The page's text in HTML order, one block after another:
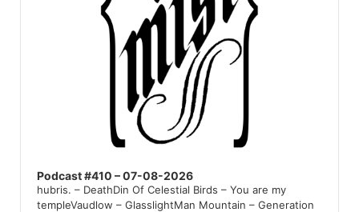
Podcast #410 – 07-08-2026
hubris. – DeathDin Of Celestial Birds – You are my
templeVaudlow – GlasslightMan Mountain – Generation